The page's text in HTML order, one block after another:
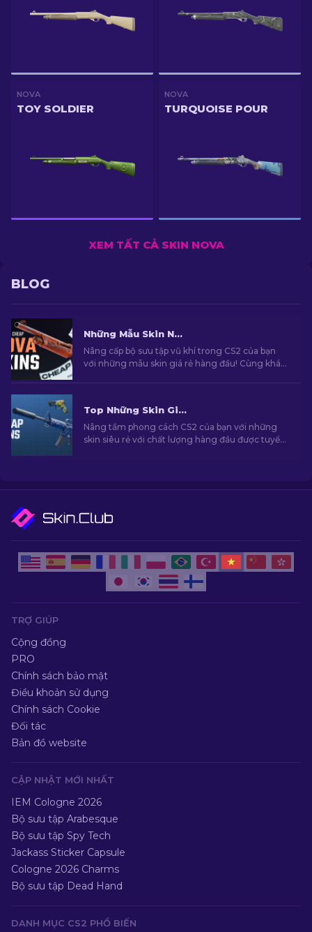
NOVA
TOY SOLDIER
NOVA
TURQUOISE POUR
XEM TẤT CẢ SKIN NOVA
BLOG
Những Mẫu Skin Nova Tốt nhất Với Mức Giá Rẻ Trong CS2 [2026]
Nâng cấp bộ sưu tập vũ khí trong CS2 của bạn
với những mẫu skin giá rẻ hàng đầu! Cùng khám
Top Những Skin Giá Rẻ Hàng Đầu Trong CS2 [2026]
Nâng tầm phong cách CS2 của bạn với những
skin siêu rẻ với chất lượng hàng đầu được tuyển
TRỢ GIÚP
Cộng đồng
PRO
Chính sách bảo mật
Điều khoản sử dụng
Chính sách Cookie
Đối tác
Bản đồ website
CẬP NHẬT MỚI NHẤT
IEM Cologne 2026
Bộ sưu tập Arabesque
Bộ sưu tập Spy Tech
Jackass Sticker Capsule
Cologne 2026 Charms
Bộ sưu tập Dead Hand
DANH MỤC CS2 PHỔ BIẾN